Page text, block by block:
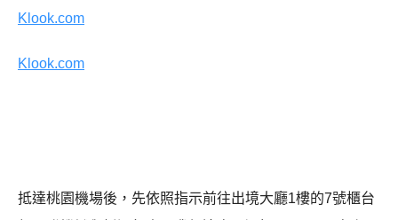
Klook.com
Klook.com
抵達桃園機場後，先依照指示前往出境大廳1樓的7號櫃台